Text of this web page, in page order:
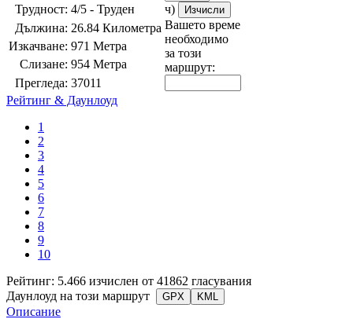
ч)
Вашето време
необходимо
за този
маршрут:
Трудност: 4/5 - Труден
Дължина: 26.84 Километра
Изкачване: 971 Метра
Слизане: 954 Метра
Прегледа: 37011
Рейтинг & Даунлоуд
1
2
3
4
5
6
7
8
9
10
Рейтинг: 5.466 изчислен от 41862 гласувания
Даунлоуд на този маршрут
GPX KML
Описание